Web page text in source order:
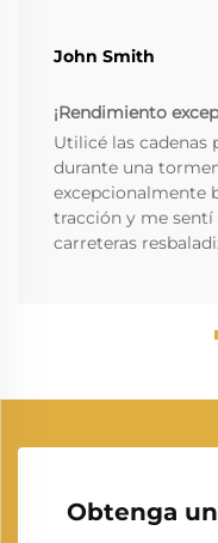
John Smith
¡Rendimiento
Utilicé las cadenas
durante una
excepcionalmente
tracción y me
carreteras
Obtenga